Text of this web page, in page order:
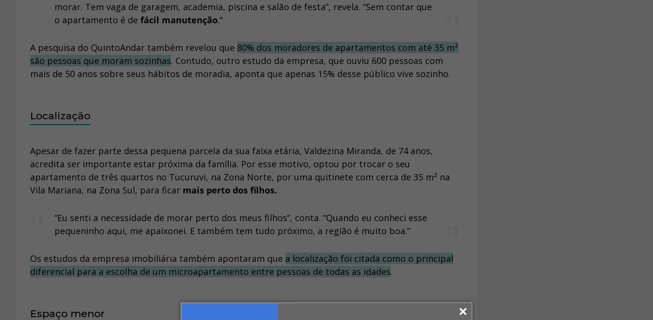
morar. Tem vaga de garagem, academia, piscina e salão de festa”, revela. “Sem contar que
o apartamento é de fácil manutenção."
A pesquisa do QuintoAndar também revelou que 80% dos moradores de apartamentos com até 35 m²
são pessoas que moram sozinhas. Contudo, outro estudo da empresa, que ouviu 600 pessoas com
mais de 50 anos sobre seus hábitos de moradia, aponta que apenas 15% desse público vive sozinho.
Localização
Apesar de fazer parte dessa pequena parcela da sua faixa etária, Valdezina Miranda, de 74 anos,
acredita ser importante estar próxima da família. Por esse motivo, optou por trocar o seu
apartamento de três quartos no Tucuruvi, na Zona Norte, por uma quitinete com cerca de 35 m² na
Vila Mariana, na Zona Sul, para ficar mais perto dos filhos.
“Eu senti a necessidade de morar perto dos meus filhos”, conta. “Quando eu conheci esse
pequeninho aqui, me apaixonei. E também tem tudo próximo, a região é muito boa.”
Os estudos da empresa imobiliária também apontaram que a localização foi citada como o principal
diferencial para a escolha de um microapartamento entre pessoas de todas as idades.
Espaço menor